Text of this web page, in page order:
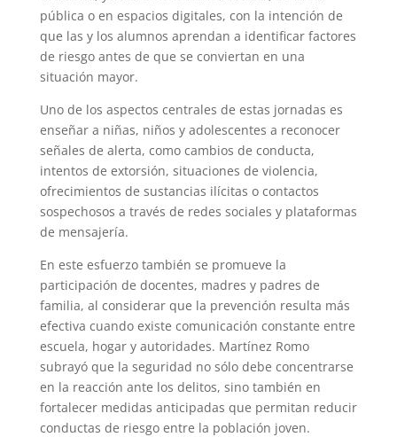
pública o en espacios digitales, con la intención de
que las y los alumnos aprendan a identificar factores
de riesgo antes de que se conviertan en una
situación mayor.
Uno de los aspectos centrales de estas jornadas es
enseñar a niñas, niños y adolescentes a reconocer
señales de alerta, como cambios de conducta,
intentos de extorsión, situaciones de violencia,
ofrecimientos de sustancias ilícitas o contactos
sospechosos a través de redes sociales y plataformas
de mensajería.
En este esfuerzo también se promueve la
participación de docentes, madres y padres de
familia, al considerar que la prevención resulta más
efectiva cuando existe comunicación constante entre
escuela, hogar y autoridades. Martínez Romo
subrayó que la seguridad no sólo debe concentrarse
en la reacción ante los delitos, sino también en
fortalecer medidas anticipadas que permitan reducir
conductas de riesgo entre la población joven.